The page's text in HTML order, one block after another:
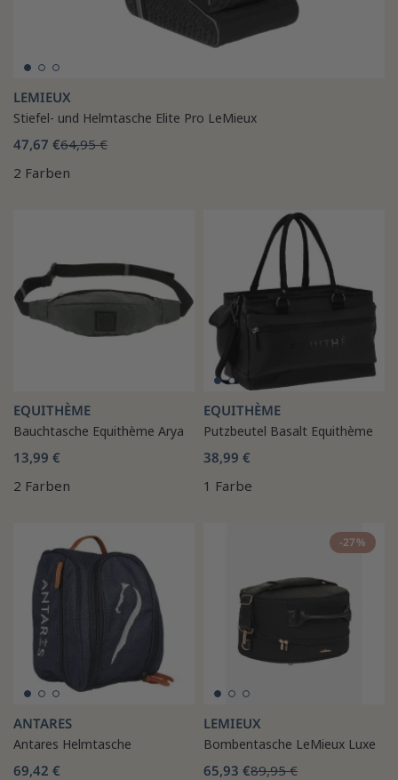
LEMIEUX
Stiefel- und Helmtasche Elite Pro LeMieux
47,67 €64,95 €
2 Farben
EQUITHÈME
Bauchtasche Equithème Arya
13,99 €
2 Farben
EQUITHÈME
Putzbeutel Basalt Equithème
38,99 €
1 Farbe
ANTARES
Antares Helmtasche
69,42 €
-27%
LEMIEUX
Bombentasche LeMieux Luxe
65,93 €89,95 €